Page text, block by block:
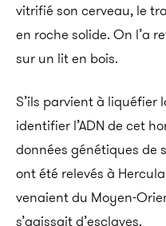
vitrifié son cerveau, le
en roche solide. On l’a
sur un lit en bois.
S’ils parvient à liquéfier
identifier l’ADN de cet
données génétiques de
ont été relevés à
venaient du Moyen-
s’agissait d’esclaves.